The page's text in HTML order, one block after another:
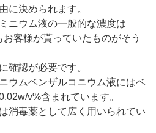
に決められます。
ニウム液の一般的な濃度は
客様が貰っていたものがそう
確認が必要です。
ウムベンザルコニウム液にはベ
v%含まれています。
消毒薬として広く用いられてい